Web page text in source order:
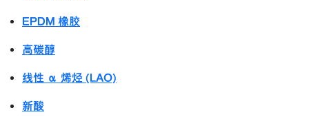
EPDM 橡胶
高碳醇
线性 α 烯烃 (LAO)
新酸